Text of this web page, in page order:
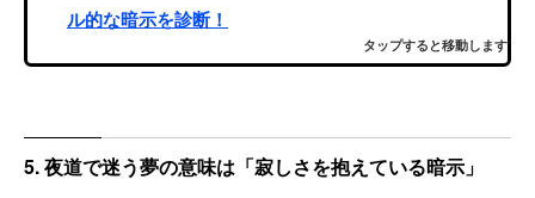
ル的な暗示を診断！
タップすると移動します
5. 夜道で迷う夢の意味は「寂しさを抱えている暗示」